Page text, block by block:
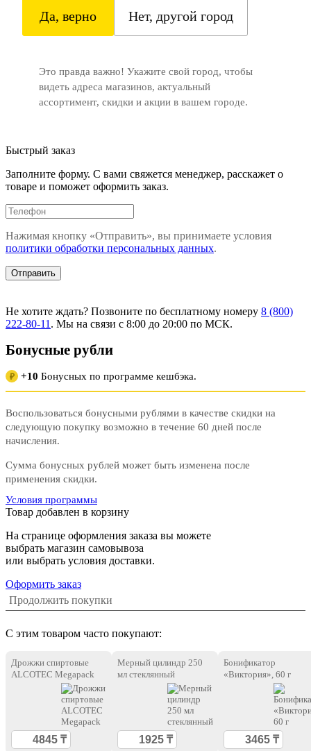
Да, верно Нет, другой город
Это правда важно! Укажите свой город, чтобы
видеть адреса магазинов, актуальный
ассортимент, скидки и акции в вашем городе.
Быстрый заказ
Заполните форму. С вами свяжется менеджер, расскажет о
товаре и поможет оформить заказ.
Нажимая кнопку «Отправить», вы принимаете условия
политики обработки персональных данных.
Не хотите ждать? Позвоните по бесплатному номеру 8 (800)
222-80-11 . Мы на связи с 8:00 до 20:00 по МСК.
Бонусные рубли
₽ +10 Бонусных по программе кешбэка.
Воспользоваться бонусными рублями в качестве скидки на
следующую покупку возможно в течение 60 дней после
начисления.
Сумма бонусных рублей может быть изменена после
применения скидки.
Условия программы
Товар добавлен в корзину
На странице оформления заказа вы можете
выбрать магазин самовывоза
или выбрать условия доставки.
Оформить заказ
Продолжить покупки
С этим товаром часто покупают:
Дрожжи спиртовые
ALCOTEC Megapack
Мерный цилиндр 250
мл стеклянный
Бонификатор
«Виктория», 60 г